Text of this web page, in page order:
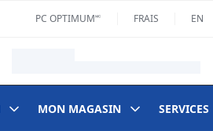
PC OPTIMUM🅪 FRAIS EN
MON MAGASIN SERVICES